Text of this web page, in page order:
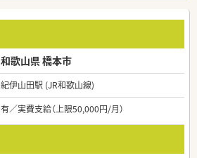
和歌山県 橋本市
紀伊山田駅 (JR和歌山線)
有／実費支給（上限50,000円/月）